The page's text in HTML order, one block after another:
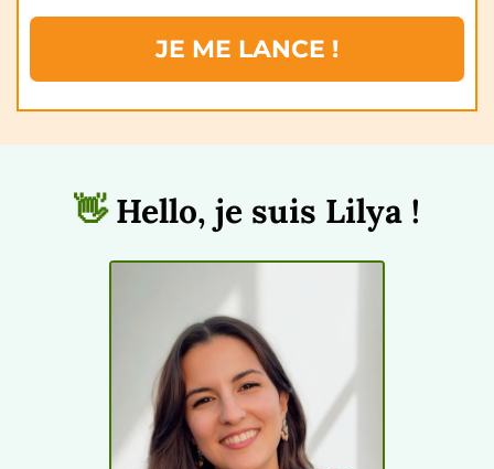
JE ME LANCE !
👋Hello, je suis Lilya !